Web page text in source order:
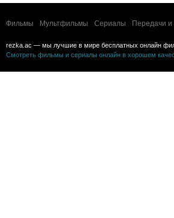
Фильмы Мультфильмы Сериалы Передачи
rezka.ac — мы лучшие в мире бесплатных онлайн
Смотреть фильмы и сериалы онлайн в хорошем